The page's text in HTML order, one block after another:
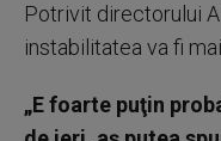
Potrivit directorului
instabilitatea va fi
„E foarte puţin